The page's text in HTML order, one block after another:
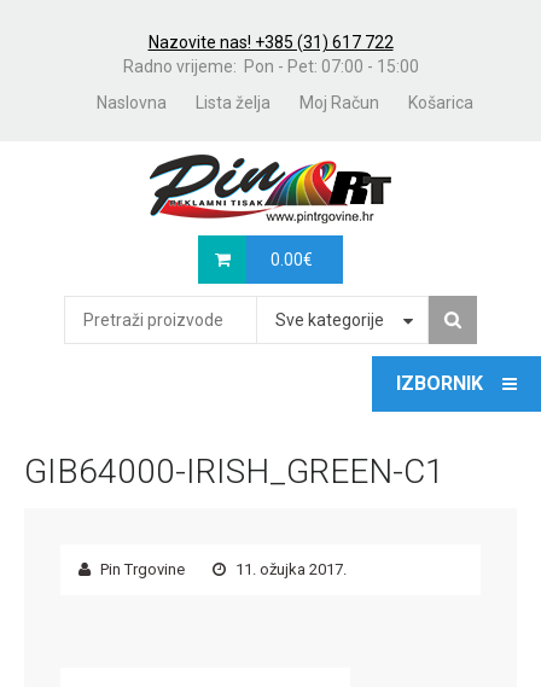
Nazovite nas! +385 (31) 617 722
Radno vrijeme: Pon - Pet: 07:00 - 15:00
Naslovna
Lista želja Moj Račun Košarica
0.00€
Sve kategorije
GIB64000-IRISH_GREEN-C1
Pin Trgovine 11. ožujka 2017.